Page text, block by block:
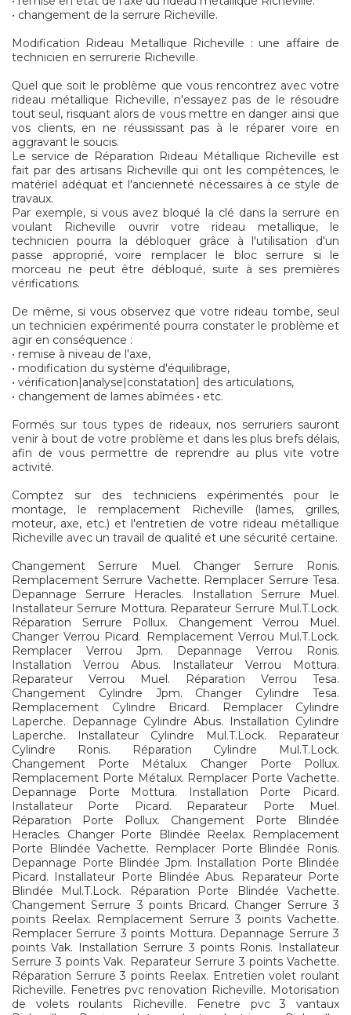
• changement de la serrure Richeville.
Modification Rideau Metallique Richeville : une affaire de
technicien en serrurerie Richeville.
Quel que soit le problème que vous rencontrez avec votre
rideau métallique Richeville, n'essayez pas de le résoudre
tout seul, risquant alors de vous mettre en danger ainsi que
vos clients, en ne réussissant pas à le réparer voire en
aggravant le soucis.
Le service de Réparation Rideau Métallique Richeville est
fait par des artisans Richeville qui ont les compétences, le
matériel adéquat et l'ancienneté nécessaires à ce style de
travaux.
Par exemple, si vous avez bloqué la clé dans la serrure en
voulant Richeville ouvrir votre rideau metallique, le
technicien pourra la débloquer grâce à l'utilisation d'un
passe approprié, voire remplacer le bloc serrure si le
morceau ne peut être débloqué, suite à ses premières
vérifications.
De même, si vous observez que votre rideau tombe, seul
un technicien expérimenté pourra constater le problème et
agir en conséquence :
• remise à niveau de l'axe,
• modification du système d'équilibrage,
• vérification|analyse|constatation] des articulations,
• changement de lames abîmées • etc.
Formés sur tous types de rideaux, nos serruriers sauront
venir à bout de votre problème et dans les plus brefs délais,
afin de vous permettre de reprendre au plus vite votre
activité.
Comptez sur des techniciens expérimentés pour le
montage, le remplacement Richeville (lames, grilles,
moteur, axe, etc.) et l'entretien de votre rideau métallique
Richeville avec un travail de qualité et une sécurité certaine.
Changement Serrure Muel. Changer Serrure Ronis.
Remplacement Serrure Vachette. Remplacer Serrure Tesa.
Depannage Serrure Heracles. Installation Serrure Muel.
Installateur Serrure Mottura. Reparateur Serrure Mul.T.Lock.
Réparation Serrure Pollux. Changement Verrou Muel.
Changer Verrou Picard. Remplacement Verrou Mul.T.Lock.
Remplacer Verrou Jpm. Depannage Verrou Ronis.
Installation Verrou Abus. Installateur Verrou Mottura.
Reparateur Verrou Muel. Réparation Verrou Tesa.
Changement Cylindre Jpm. Changer Cylindre Tesa.
Remplacement Cylindre Bricard. Remplacer Cylindre
Laperche. Depannage Cylindre Abus. Installation Cylindre
Laperche. Installateur Cylindre Mul.T.Lock. Reparateur
Cylindre Ronis. Réparation Cylindre Mul.T.Lock.
Changement Porte Métalux. Changer Porte Pollux.
Remplacement Porte Métalux. Remplacer Porte Vachette.
Depannage Porte Mottura. Installation Porte Picard.
Installateur Porte Picard. Reparateur Porte Muel.
Réparation Porte Pollux. Changement Porte Blindée
Heracles. Changer Porte Blindée Reelax. Remplacement
Porte Blindée Vachette. Remplacer Porte Blindée Ronis.
Depannage Porte Blindée Jpm. Installation Porte Blindée
Picard. Installateur Porte Blindée Abus. Reparateur Porte
Blindée Mul.T.Lock. Réparation Porte Blindée Vachette.
Changement Serrure 3 points Bricard. Changer Serrure 3
points Reelax. Remplacement Serrure 3 points Vachette.
Remplacer Serrure 3 points Mottura. Depannage Serrure 3
points Vak. Installation Serrure 3 points Ronis. Installateur
Serrure 3 points Vak. Reparateur Serrure 3 points Vachette.
Réparation Serrure 3 points Reelax. Entretien volet roulant
Richeville. Fenetres pvc renovation Richeville. Motorisation
de volets roulants Richeville. Fenetre pvc 3 vantaux